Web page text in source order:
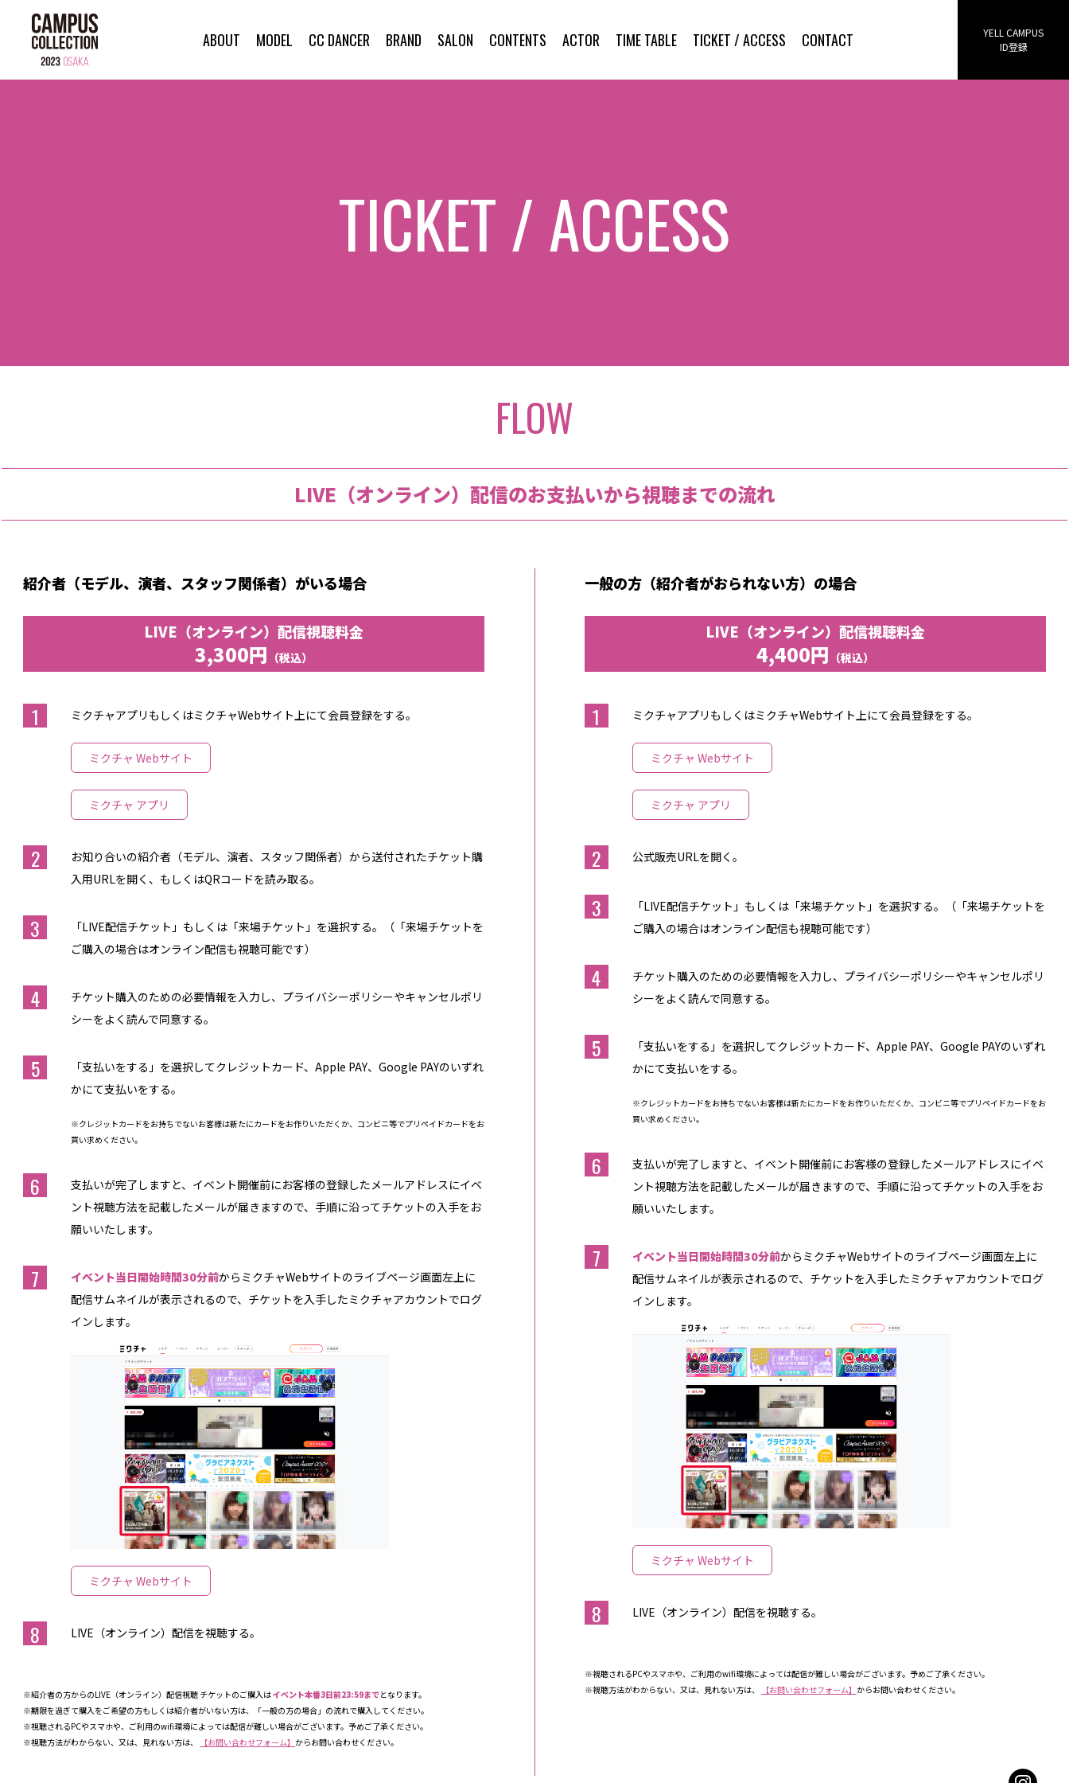
ABOUT MODEL CC DANCER BRAND SALON CONTENTS ACTOR TIME TABLE TICKET / ACCESS CONTACT
YELL CAMPUS
ID登録
ABOUT
CONTENTS
ACTOR
TIME TABLE
TICKET / ACCESS
CONTACT
TICKET / ACCESS
FLOW
LIVE（オンライン）配信のお支払いから視聴までの流れ
紹介者（モデル、演者、スタッフ関係者）がいる場合
LIVE（オンライン）配信視聴料金
3,300円 （税込）
1 ミクチャアプリもしくはミクチャWebサイト上にて会員登録をする。
ミクチャ Webサイト
ミクチャ アプリ
2
お知り合いの紹介者（モデル、演者、スタッフ関係者）から送付されたチケット購
入用URLを開く、もしくはQRコードを読み取る。
3
「LIVE配信チケット」もしくは「来場チケット」を選択する。（「来場チケットを
ご購入の場合はオンライン配信も視聴可能です）
4
チケット購入のための必要情報を入力し、プライバシーポリシーやキャンセルポリ
シーをよく読んで同意する。
5
「支払いをする」を選択してクレジットカード、Apple PAY、Google PAYのいずれ
かにて支払いをする。
※クレジットカードをお持ちでないお客様は新たにカードをお作りいただくか、コンビニ等でプリペイドカードをお
買い求めください。
6
支払いが完了しますと、イベント開催前にお客様の登録したメールアドレスにイベ
ント視聴方法を記載したメールが届きますので、手順に沿ってチケットの入手をお
願いいたします。
7 イベント当日開始時間30分前からミクチャWebサイトのライブページ画面左上に
配信サムネイルが表示されるので、チケットを入手したミクチャアカウントでログ
インします。
ミクチャ Webサイト
8 LIVE（オンライン）配信を視聴する。
※紹介者の方からのLIVE（オンライン）配信視聴 チケットのご購入はイベント本番3日前23:59までとなります。
※期限を過ぎて購入をご希望の方もしくは紹介者がいない方は、「一般の方の場合」の流れで購入してください。
※視聴されるPCやスマホや、ご利用のwifi環境によっては配信が難しい場合がございます。予めご了承ください。
※視聴方法がわからない、又は、見れない方は、
【お問い合わせフォーム】からお問い合わせください。
一般の方（紹介者がおられない方）の場合
LIVE（オンライン）配信視聴料金
4,400円 （税込）
1 ミクチャアプリもしくはミクチャWebサイト上にて会員登録をする。
ミクチャ Webサイト
ミクチャ アプリ
2 公式販売URLを開く。
3
「LIVE配信チケット」もしくは「来場チケット」を選択する。（「来場チケットを
ご購入の場合はオンライン配信も視聴可能です）
4
チケット購入のための必要情報を入力し、プライバシーポリシーやキャンセルポリ
シーをよく読んで同意する。
5
「支払いをする」を選択してクレジットカード、Apple PAY、Google PAYのいずれ
かにて支払いをする。
※クレジットカードをお持ちでないお客様は新たにカードをお作りいただくか、コンビニ等でプリペイドカードをお
買い求めください。
6
支払いが完了しますと、イベント開催前にお客様の登録したメールアドレスにイベ
ント視聴方法を記載したメールが届きますので、手順に沿ってチケットの入手をお
願いいたします。
7 イベント当日開始時間30分前からミクチャWebサイトのライブページ画面左上に
配信サムネイルが表示されるので、チケットを入手したミクチャアカウントでログ
インします。
ミクチャ Webサイト
8 LIVE（オンライン）配信を視聴する。
※視聴されるPCやスマホや、ご利用のwifi環境によっては配信が難しい場合がございます。予めご了承ください。
※視聴方法がわからない、又は、見れない方は、
【お問い合わせフォーム】 からお問い合わせください。